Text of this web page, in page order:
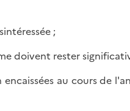
;
doivent rester
au cours de